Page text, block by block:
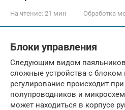
На чтение: 21 мин Обработка
Блоки управления
Следующим видом
сложные устройства с блоком
регулирование происходит
полупроводников и
может находиться в корпусе